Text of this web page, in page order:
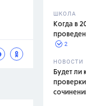
ШКОЛА
Когда в
2
НОВОСТИ
Будет ли